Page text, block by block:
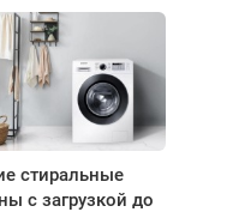
стиральные
с загрузкой до